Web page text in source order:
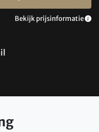
Bekijk prijsinformatie